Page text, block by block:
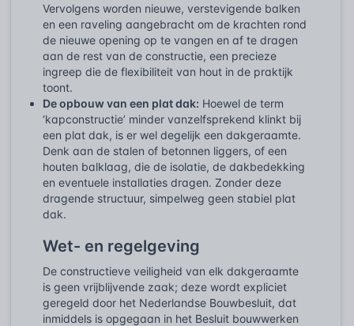
Vervolgens worden nieuwe, verstevigende balken
en een raveling aangebracht om de krachten rond
de nieuwe opening op te vangen en af te dragen
aan de rest van de constructie, een precieze
ingreep die de flexibiliteit van hout in de praktijk
toont.
De opbouw van een plat dak: Hoewel de term
‘kapconstructie’ minder vanzelfsprekend klinkt bij
een plat dak, is er wel degelijk een dakgeraamte.
Denk aan de stalen of betonnen liggers, of een
houten balklaag, die de isolatie, de dakbedekking
en eventuele installaties dragen. Zonder deze
dragende structuur, simpelweg geen stabiel plat
dak.
Wet- en regelgeving
De constructieve veiligheid van elk dakgeraamte
is geen vrijblijvende zaak; deze wordt expliciet
geregeld door het Nederlandse Bouwbesluit, dat
inmiddels is opgegaan in het Besluit bouwwerken